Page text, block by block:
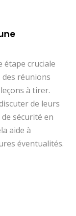
étape cruciale
réunions
à tirer.
de leurs
sécurité en
aide à
éventualités.